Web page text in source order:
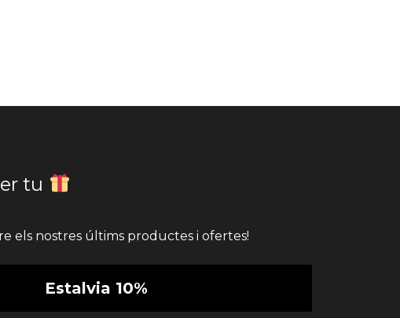
tu
els nostres últims productes i ofertes!